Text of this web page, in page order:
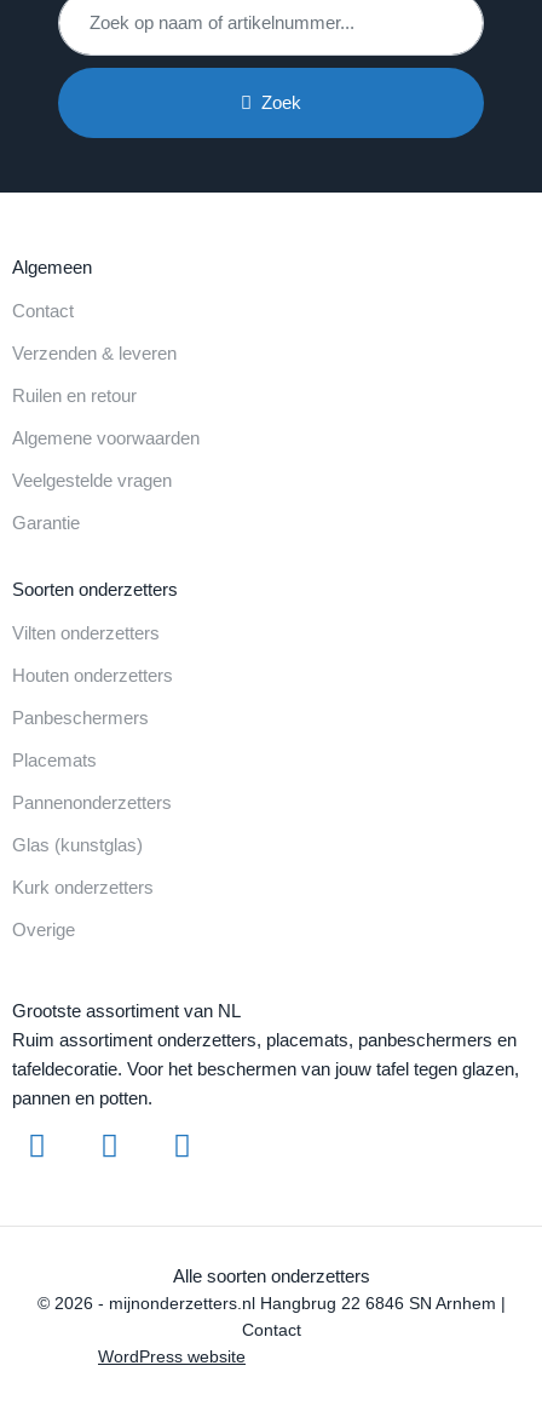
Zoek
Algemeen
Contact
Verzenden & leveren
Ruilen en retour
Algemene voorwaarden
Veelgestelde vragen
Garantie
Soorten onderzetters
Vilten onderzetters
Houten onderzetters
Panbeschermers
Placemats
Pannenonderzetters
Glas (kunstglas)
Kurk onderzetters
Overige
Grootste assortiment van NL
Ruim assortiment onderzetters, placemats, panbeschermers en
tafeldecoratie. Voor het beschermen van jouw tafel tegen glazen,
pannen en potten.
Alle soorten onderzetters
© 2026 - mijnonderzetters.nl Hangbrug 22 6846 SN Arnhem |
Contact
WordPress website